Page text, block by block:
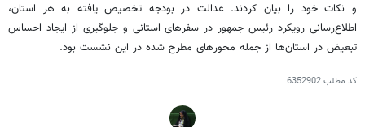
و نکات خود را بیان کردند. عدالت در بودجه تخصیص یافته به هر استان،
اطلاع‌رسانی رویکرد رئیس جمهور در سفرهای استانی و جلوگیری از ایجاد احساس
تبعیض در استان‌ها از جمله محورهای مطرح شده در این نشست بود.
کد مطلب6352902